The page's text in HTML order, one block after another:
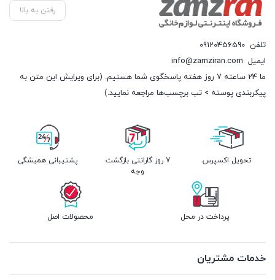
رفتن به بالا
تلفن 09120456590
ایمیل info@zamziran.com
ما 24 ساعته 7 روز هفته پاسخگوی شما هستیم. (برای ویرایش این متن به
پیکربندی پوسته > تب برچسب‌ها مراجعه نمایید.)
تحویل اکسپرس
7 روز گارانتی بازگشت
وجه
پشتیبانی همیشگی
پرداخت در محل محصولات اصل
خدمات مشتریان